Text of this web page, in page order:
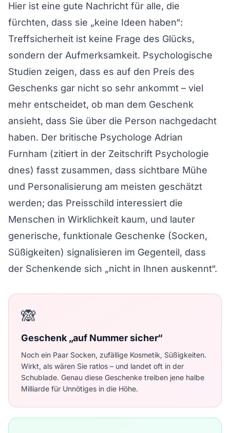
Hier ist eine gute Nachricht für alle, die
fürchten, dass sie „keine Ideen haben“:
Treffsicherheit ist keine Frage des Glücks,
sondern der Aufmerksamkeit. Psychologische
Studien zeigen, dass es auf den Preis des
Geschenks gar nicht so sehr ankommt – viel
mehr entscheidet, ob man dem Geschenk
ansieht, dass Sie über die Person nachgedacht
haben. Der britische Psychologe Adrian
Furnham (zitiert in der Zeitschrift Psychologie
dnes) fasst zusammen, dass sichtbare Mühe
und Personalisierung am meisten geschätzt
werden; das Preisschild interessiert die
Menschen in Wirklichkeit kaum, und lauter
generische, funktionale Geschenke (Socken,
Süßigkeiten) signalisieren im Gegenteil, dass
der Schenkende sich „nicht in Ihnen auskennt“.
🙈
Geschenk „auf Nummer sicher“
Noch ein Paar Socken, zufällige Kosmetik, Süßigkeiten.
Wirkt, als wären Sie ratlos – und landet oft in der
Schublade. Genau diese Geschenke treiben jene halbe
Milliarde für Unnötiges in die Höhe.